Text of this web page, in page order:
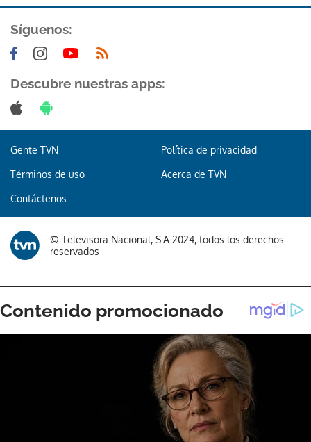
Síguenos:
Descubre nuestras apps:
Gente TVN Política de privacidad
Términos de uso Acerca de TVN
Contáctenos
© Televisora Nacional, S.A 2024, todos los derechos
reservados